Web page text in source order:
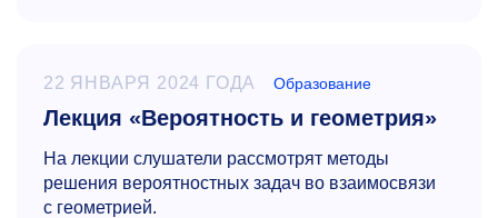
22 ЯНВАРЯ 2024 ГОДА Образование
Лекция «Вероятность и геометрия»
На лекции слушатели рассмотрят методы
решения вероятностных задач во взаимосвязи
с геометрией.